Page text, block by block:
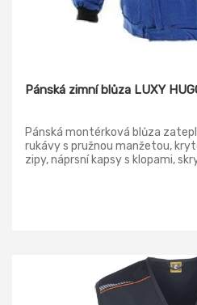
Pánská zimní blůza LUXY
Pánská montérková blůza
rukávy s pružnou manžetou,
zipy, náprsní kapsy s klopami,